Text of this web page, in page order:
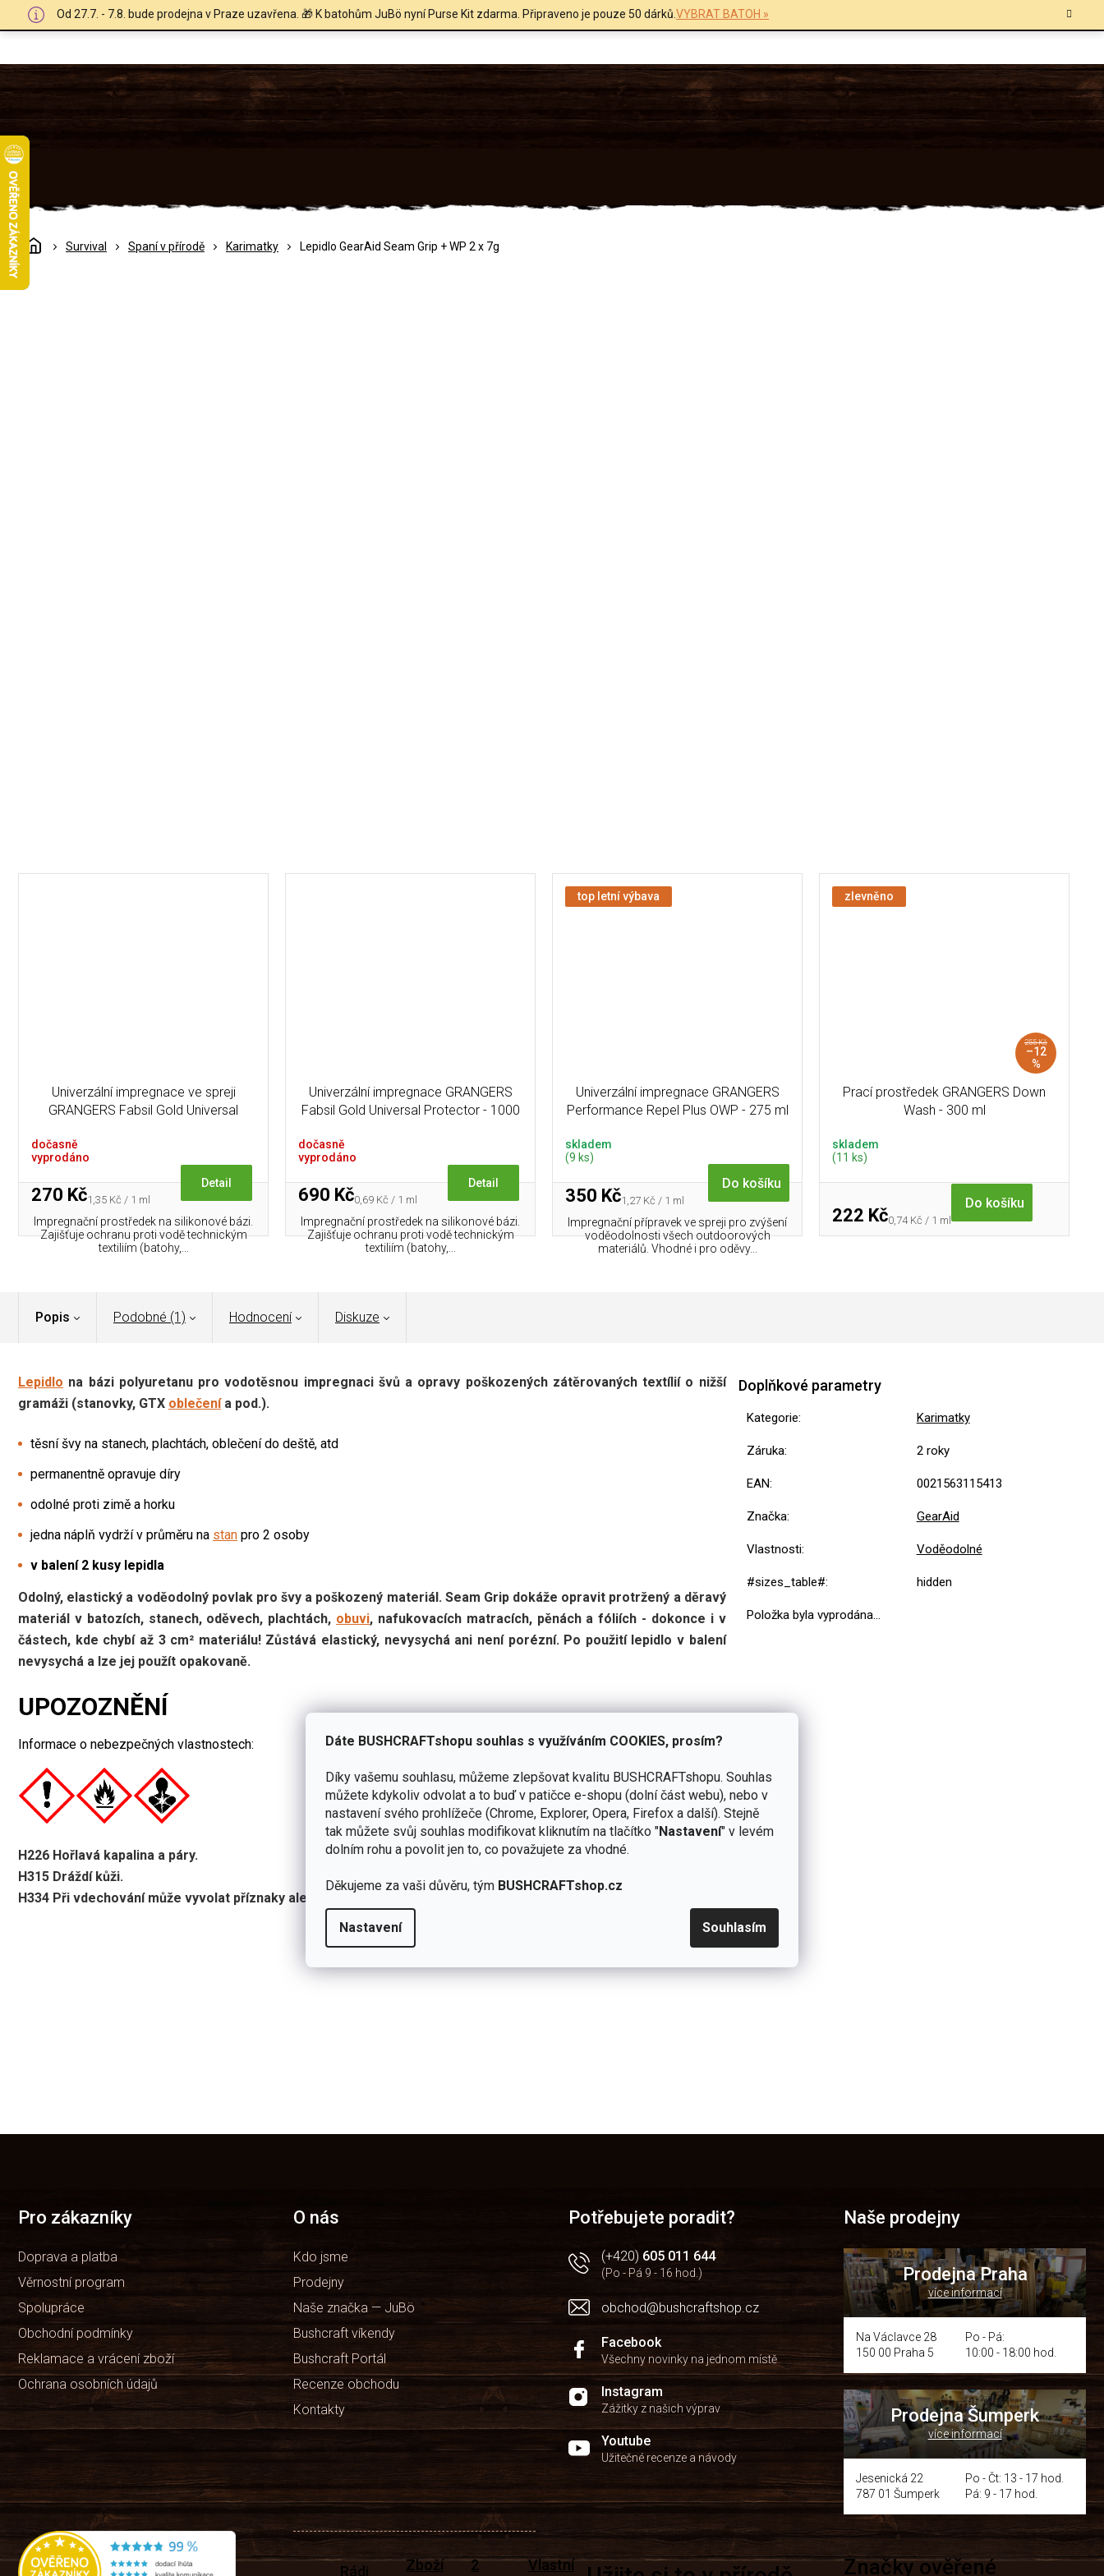
Dáte BUSHCRAFTshopu souhlas s využíváním COOKIES, prosím?
Díky vašemu souhlasu, můžeme zlepšovat kvalitu BUSHCRAFTshopu. Souhlas
můžete kdykoliv odvolat a to buď v patičce e-shopu (dolní část webu), nebo v
nastavení svého prohlížeče (Chrome, Explorer, Opera, Firefox a další). Stejně
tak můžete svůj souhlas modifikovat kliknutím na tlačítko "Nastavení" v levém
dolním rohu a povolit jen to, co považujete za vhodné.
Děkujeme za vaši důvěru, tým BUSHCRAFTshop.cz
Nastavení Souhlasím
Od 27.7. - 7.8. bude prodejna v Praze uzavřena. 🎁 K batohům JuBö nyní Purse Kit zdarma. Připraveno je pouze 50 dárků.VYBRAT BATOH »
DomůSurvival Spaní v přírodě Karimatky Lepidlo GearAid Seam Grip + WP 2 x 7g
Univerzální impregnace ve spreji
GRANGERS Fabsil Gold Universal
dočasně
vyprodáno
270 KčMěrná
1,35 Kč / 1 ml
Detail
Impregnační prostředek na silikonové bázi.
Zajišťuje ochranu proti vodě technickým
textiliím (batohy,...
Univerzální impregnace GRANGERS
Fabsil Gold Universal Protector - 1000
dočasně
vyprodáno
690 KčMěrná
0,69 Kč / 1 ml
Detail
Impregnační prostředek na silikonové bázi.
Zajišťuje ochranu proti vodě technickým
textiliím (batohy,...
top letní výbava
Univerzální impregnace GRANGERS
Performance Repel Plus OWP - 275 ml
skladem
(9 ks)
350 KčMěrná
1,27 Kč / 1 ml
Do košíku
Impregnační přípravek ve spreji pro zvýšení
voděodolnosti všech outdoorových
materiálů. Vhodné i pro oděvy...
zlevněno
255 Kč
–12
%
Prací prostředek GRANGERS Down
Wash - 300 ml
skladem
(11 ks)
222 KčMěrná
0,74 Kč / 1 ml
Do košíku
Popis Podobné (1) Hodnocení Diskuze
Lepidlo na bázi polyuretanu pro vodotěsnou impregnaci švů a opravy poškozených zátěrovaných textílií o nižší
gramáži (stanovky, GTX oblečenía pod.).
těsní švy na stanech, plachtách, oblečení do deště, atd
permanentně opravuje díry
odolné proti zimě a horku
jedna náplň vydrží v průměru na stan pro 2 osoby
v balení 2 kusy lepidla
Odolný, elastický a voděodolný povlak pro švy a poškozený materiál. Seam Grip dokáže opravit protržený a děravý
materiál v batozích, stanech, oděvech, plachtách, obuvi, nafukovacích matracích, pěnách a fóliích - dokonce i v
částech, kde chybí až 3 cm² materiálu! Zůstává elastický, nevysychá ani není porézní. Po použití lepidlo v balení
nevysychá a lze jej použít opakovaně.
UPOZOZNĚNÍ
Informace o nebezpečných vlastnostech:
H226 Hořlavá kapalina a páry.
H315 Dráždí kůži.
H334 Při vdechování může vyvolat příznaky alergie nebo astmatu nebo dýchací potíže.
Doplňkové parametry
Kategorie: Karimatky
Záruka: 2 roky
EAN: 0021563115413
Značka: GearAid
Vlastnosti: Voděodolné
#sizes_table#: hidden
Položka byla vyprodána…
Pro zákazníky
Doprava a platba
Věrnostní program
Spolupráce
Obchodní podmínky
Reklamace a vrácení zboží
Ochrana osobních údajů
O nás
Kdo jsme
Prodejny
Naše značka — JuBö
Bushcraft víkendy
Bushcraft Portál
Recenze obchodu
Kontakty
Potřebujete poradit?
(+420) 605 011 644
(Po - Pá 9 - 16 hod.)
obchod@bushcraftshop.cz
Facebook
Všechny novinky na jednom místě
Instagram
Zážitky z našich výprav
Youtube
Užitečné recenze a návody
Naše prodejny
Prodejna Praha
více informací
Na Václavce 28
150 00 Praha 5
Po - Pá:
10:00 - 18:00 hod.
Prodejna Šumperk
více informací
Jesenická 22
787 01 Šumperk
Po - Čt: 13 - 17 hod.
Pá: 9 - 17 hod.
Rádi
Zboží
2
Vlastní
Značky ověřené